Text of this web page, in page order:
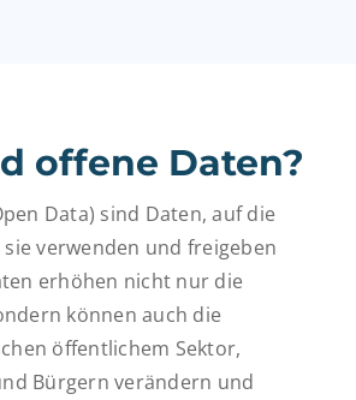
offene Daten?
Data) sind Daten, auf die
verwenden und freigeben
erhöhen nicht nur die
können auch die
öffentlichem Sektor,
Bürgern verändern und